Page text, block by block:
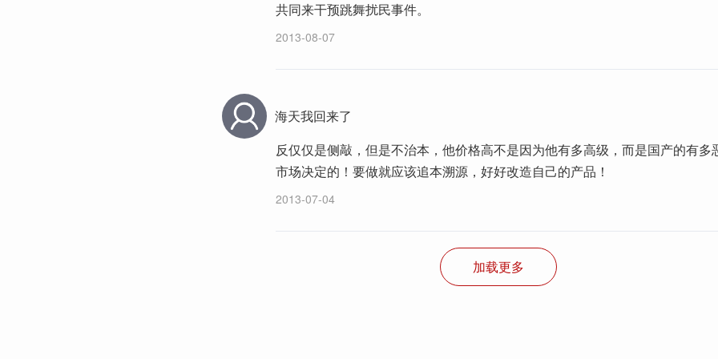
共同来干预跳舞扰民事件。
2013-08-07
海天我回来了
反仅仅是侧敲，但是不治本，他价格高不是因为他有多高级，而是国产的有多
市场决定的！要做就应该追本溯源，好好改造自己的产品！
2013-07-04
加载更多